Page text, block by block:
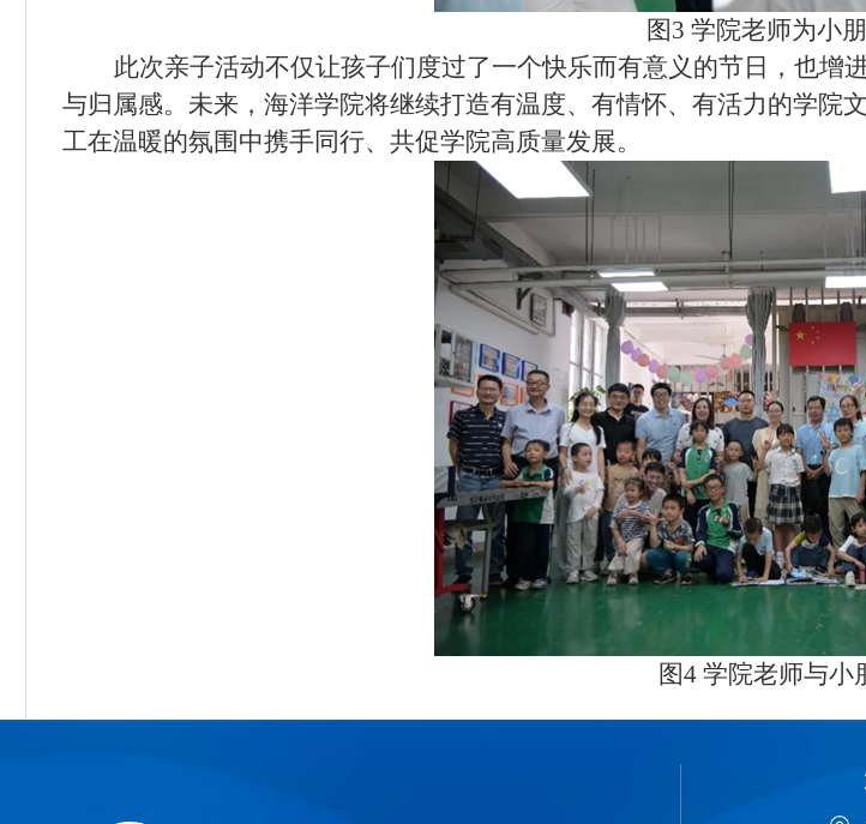
图3 学院老师为小
此次亲子活动不仅让孩子们度过了一个快乐而有意义的节日，也增
与归属感。未来，海洋学院将继续打造有温度、有情怀、有活力的学院
工在温暖的氛围中携手同行、共促学院高质量发展。
图4 学院老师与小